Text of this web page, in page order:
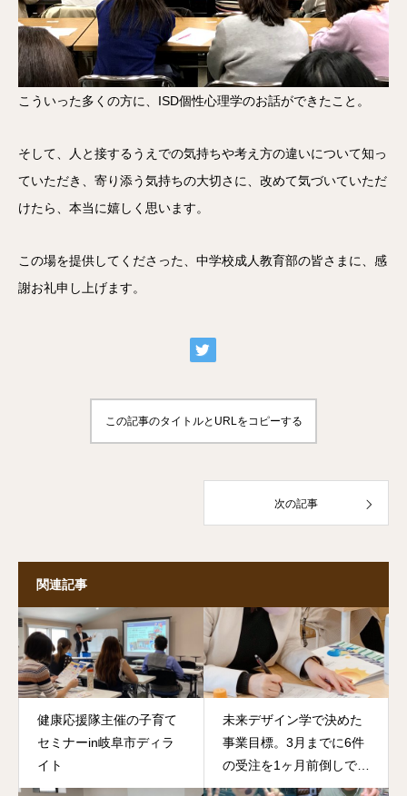
こういった多くの方に、ISD個性心理学のお話ができたこと。
そして、人と接するうえでの気持ちや考え方の違いについて知っ
ていただき、寄り添う気持ちの大切さに、改めて気づいていただ
けたら、本当に嬉しく思います。
この場を提供してくださった、中学校成人教育部の皆さまに、感
謝お礼申し上げます。
この記事のタイトルとURLをコピーする
次の記事
関連記事
健康応援隊主催の子育て
セミナーin岐阜市ディラ
イト
未来デザイン学で決めた
事業目標。3月までに6件
の受注を1ヶ月前倒しでク
リア！